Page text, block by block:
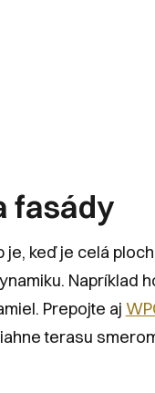
fasády
keď je celá
Napríklad
Prepojte aj
terasu